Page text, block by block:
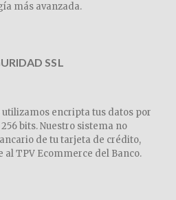
más avanzada.
SSL
utilizamos encripta tus datos por
bits. Nuestro sistema no
de tu tarjeta de crédito,
al TPV Ecommerce del Banco.